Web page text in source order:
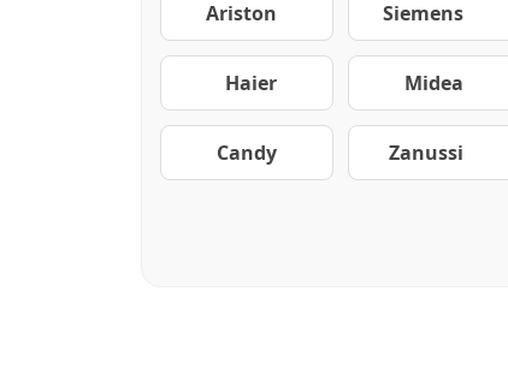
Siemens
Ariston
Midea
Haier
Zanussi
Candy